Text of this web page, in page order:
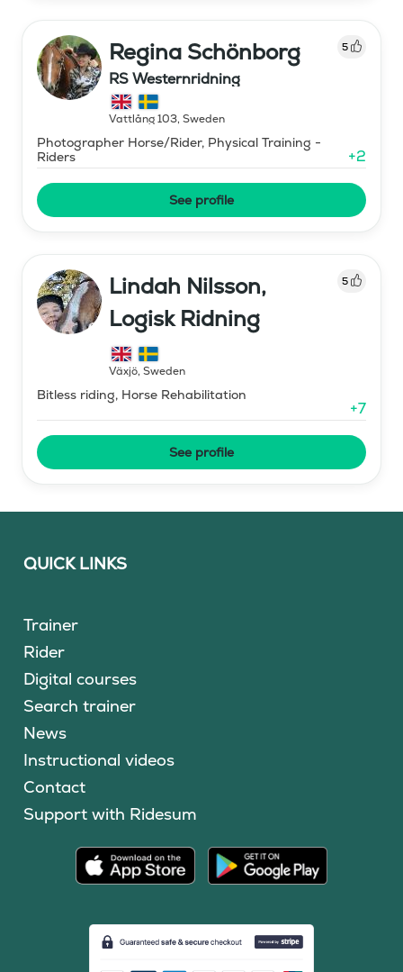
Regina Schönborg 5
RS Westernridning
Vattlång 103, Sweden
Photographer Horse/Rider, Physical Training -
Riders
+2
See profile
Lindah Nilsson,
Logisk Ridning
5
Växjö, Sweden
Bitless riding, Horse Rehabilitation
+7
See profile
QUICK LINKS
Trainer
Rider
Digital courses
Search trainer
News
Instructional videos
Contact
Support with Ridesum